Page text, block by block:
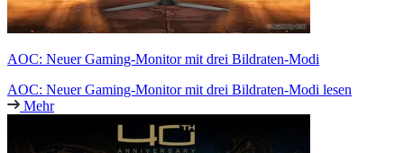
AOC: Neuer Gaming-Monitor mit drei Bildraten-Modi
AOC: Neuer Gaming-Monitor mit drei Bildraten-Modi lesen
Mehr